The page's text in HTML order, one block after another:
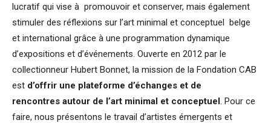
lucratif qui vise à promouvoir et conserver, mais également
stimuler des réflexions sur l’art minimal et conceptuel belge
et international grâce à une programmation dynamique
d’expositions et d’événements. Ouverte en 2012 par le
collectionneur Hubert Bonnet, la mission de la Fondation CAB
est d’offrir une plateforme d’échanges et de
rencontres autour de l’art minimal et conceptuel. Pour ce
faire, nous présentons le travail d’artistes émergents et